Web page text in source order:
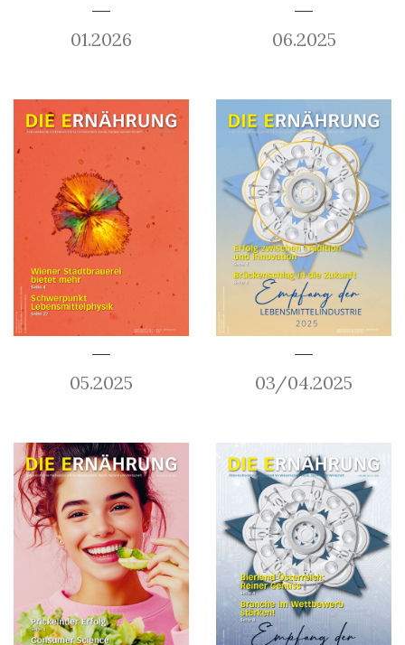
01.2026 06.2025
05.2025 03/04.2025